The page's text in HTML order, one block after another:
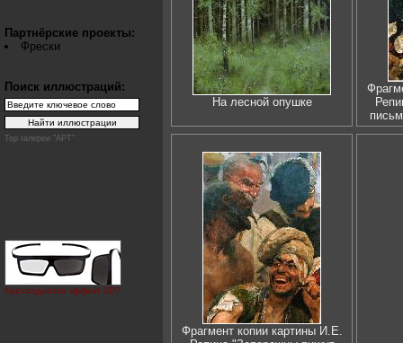
Партнёрские проекты:
Фрески
Поиск иллюстраций:
Top галереи "АРТ"
Как создаётся эффект 3D?
На лесной опушке
Фрагмент копии картины И.Е.